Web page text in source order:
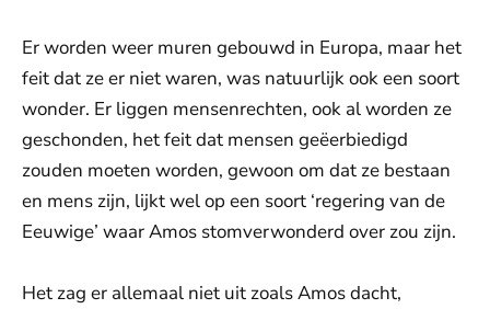
Er worden weer muren gebouwd in Europa, maar het
feit dat ze er niet waren, was natuurlijk ook een soort
wonder. Er liggen mensenrechten, ook al worden ze
geschonden, het feit dat mensen geëerbiedigd
zouden moeten worden, gewoon om dat ze bestaan
en mens zijn, lijkt wel op een soort ‘regering van de
Eeuwige’ waar Amos stomverwonderd over zou zijn.
Het zag er allemaal niet uit zoals Amos dacht,